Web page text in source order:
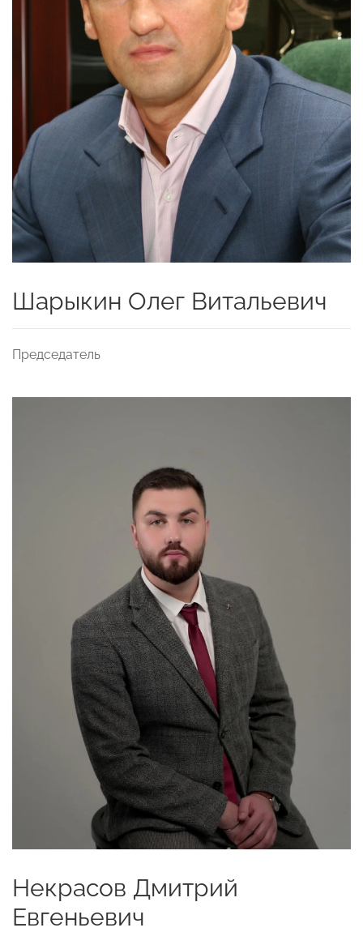
Шарыкин Олег Витальевич
Председатель
Некрасов Дмитрий
Евгеньевич